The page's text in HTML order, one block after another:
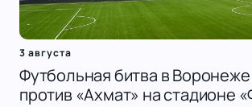
3 августа
Футбольная битва в
против «Ахмат» на стадионе